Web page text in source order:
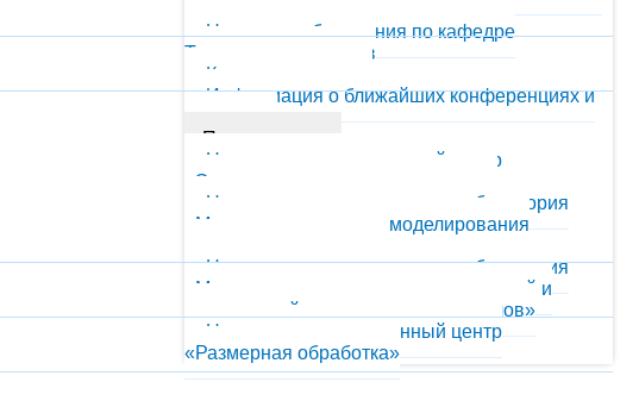
Новости и обьявления по кафедре
Технологии металлов
Конкурсы и гранты
Информация о ближайших конференциях и
Подразделения
Научно-производственный центр
«Электронно-лучевые технологии»
Научно-исследовательская лаборатория
«Материаловедения и моделирования
Научно-исследовательская лаборатория
«Механико-технологических испытаний и
оперативной диагностики материалов»
Научно-производственный центр
«Размерная обработка»